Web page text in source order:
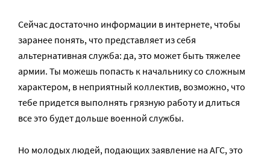
Сейчас достаточно информации в интернете, чтобы
заранее понять, что представляет из себя
альтернативная служба: да, это может быть тяжелее
армии. Ты можешь попасть к начальнику со сложным
характером, в неприятный коллектив, возможно, что
тебе придется выполнять грязную работу и длиться
все это будет дольше военной службы.
Но молодых людей, подающих заявление на АГС, это